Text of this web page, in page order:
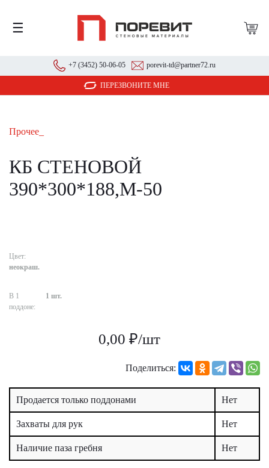
☰
+7 (3452) 50-06-05 porevit-td@partner72.ru
ПЕРЕЗВОНИТЕ МНЕ
Прочее_
КБ СТЕНОВОЙ
390*300*188,М-50
Цвет:
неокраш.
В 1
поддоне:
1 шт.
0,00 ₽/шт
Поделиться:
Продается только поддонами Нет
Захваты для рук Нет
Наличие паза гребня Нет